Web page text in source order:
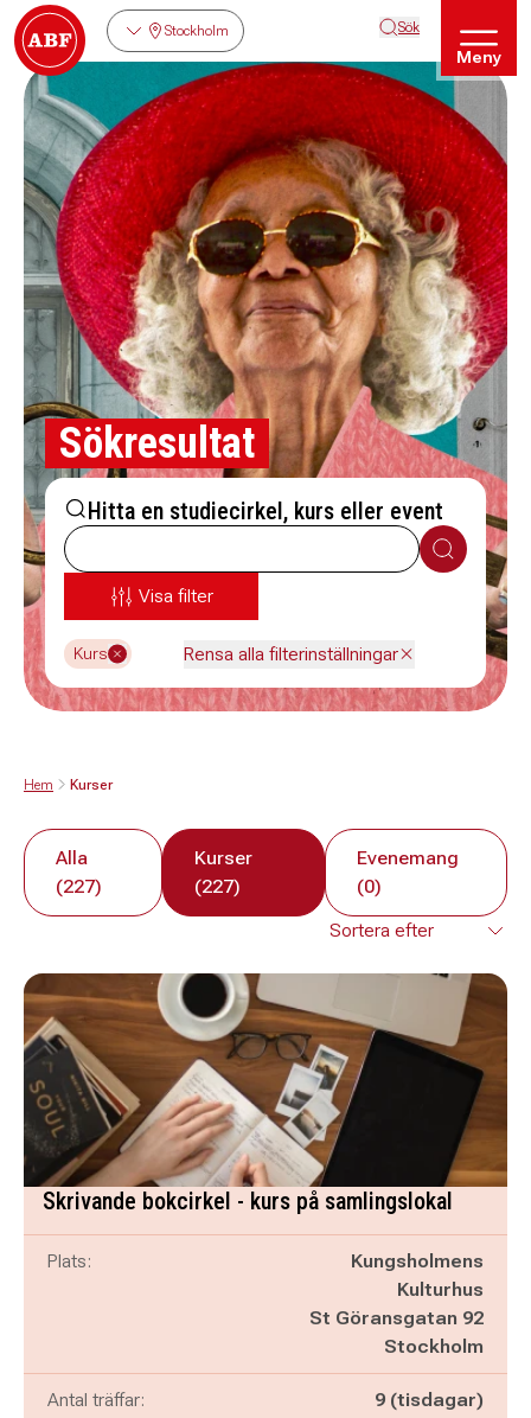
Stockholm Sök
Meny
Sökresultat
Hitta en studiecirkel, kurs eller event
Sök
Visa filter
Kurs Rensa alla filterinställningar
Hem Kurser
Alla
(227)
Kurser
(227)
Evenemang
(0)
Skrivande bokcirkel - kurs på samlingslokal
Plats:
Kungsholmens
Kulturhus
St Göransgatan 92
Stockholm
Antal träffar: 9 (tisdagar)